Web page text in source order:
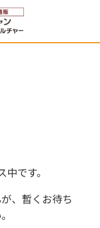
です。
、暫くお待ち